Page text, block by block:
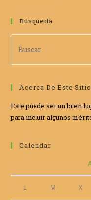
Búsqueda
Acerca De Este Sitio
Este puede ser un buen
para incluir algunos
Calendar
L M X